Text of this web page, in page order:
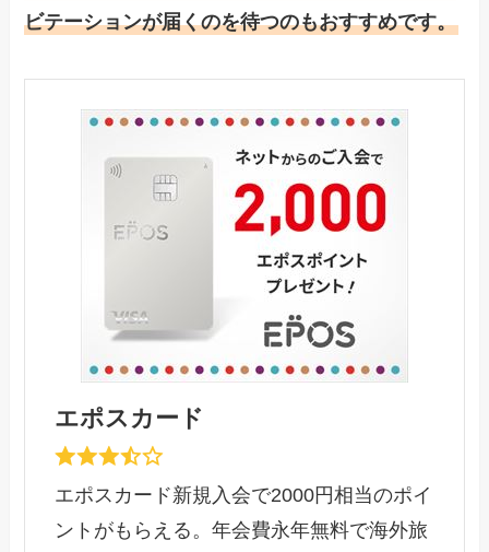
ビテーションが届くのを待つのもおすすめです。
エポスカード
エポスカード新規入会で2000円相当のポイ
ントがもらえる。年会費永年無料で海外旅